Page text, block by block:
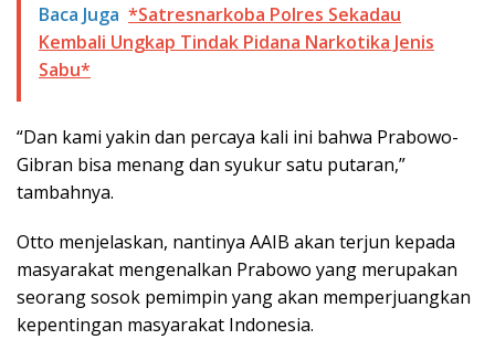
Baca Juga *Satresnarkoba Polres Sekadau
Kembali Ungkap Tindak Pidana Narkotika Jenis
Sabu*
“Dan kami yakin dan percaya kali ini bahwa Prabowo-
Gibran bisa menang dan syukur satu putaran,”
tambahnya.
Otto menjelaskan, nantinya AAIB akan terjun kepada
masyarakat mengenalkan Prabowo yang merupakan
seorang sosok pemimpin yang akan memperjuangkan
kepentingan masyarakat Indonesia.